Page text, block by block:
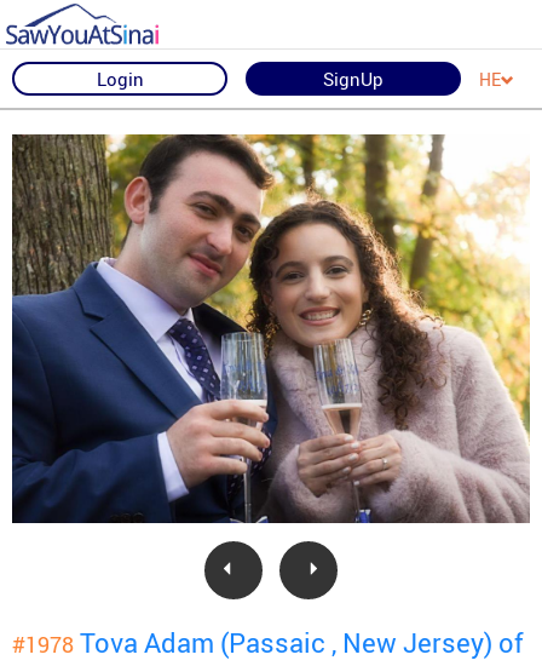
Login SignUp HE
#1978 Tova Adam (Passaic , New Jersey) of